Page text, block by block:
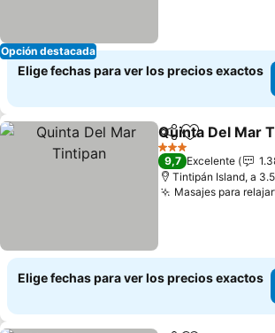
Opción destacada
Elige fechas para ver los precios exactos
CompartirAgregar a
Quinta Del Mar
3 Estrellas
9,7 Excelente
Tintipán Island, a
Masajes para
Elige fechas para ver los precios exactos